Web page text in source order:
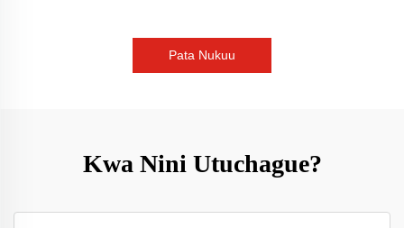
Pata Nukuu
Kwa Nini Utuchague?